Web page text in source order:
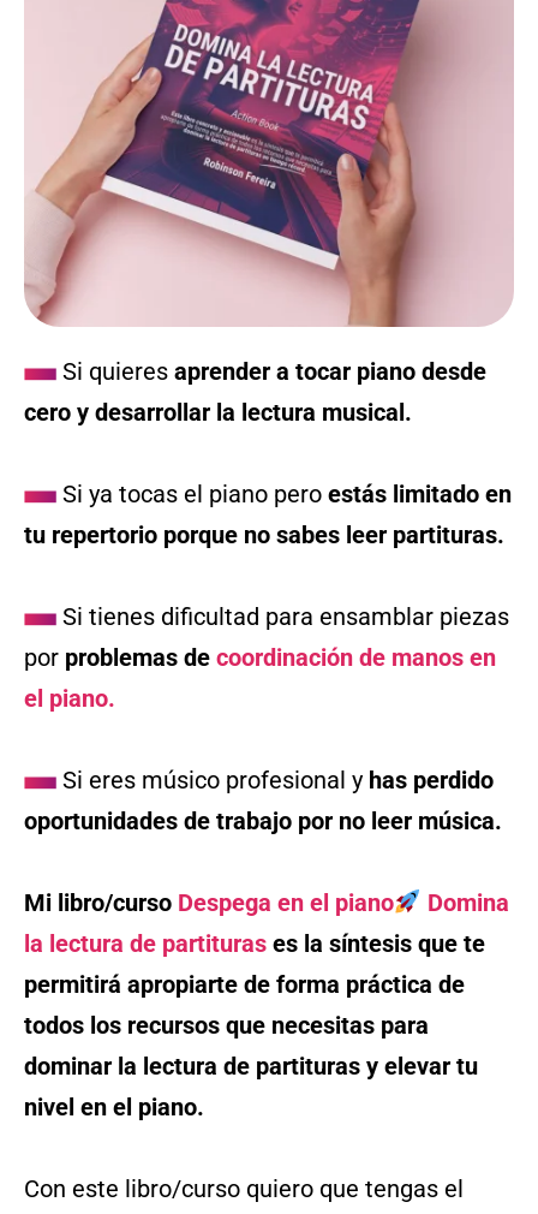
Si quieres aprender a tocar piano desde
cero y desarrollar la lectura musical.
Si ya tocas el piano pero estás limitado en
tu repertorio porque no sabes leer partituras.
Si tienes dificultad para ensamblar piezas
por problemas de coordinación de manos en
el piano.
Si eres músico profesional y has perdido
oportunidades de trabajo por no leer música.
Mi libro/curso Despega en el piano
Domina
la lectura de partituras es la síntesis que te
permitirá apropiarte de forma práctica de
todos los recursos que necesitas para
dominar la lectura de partituras y elevar tu
nivel en el piano.
Con este libro/curso quiero que tengas el